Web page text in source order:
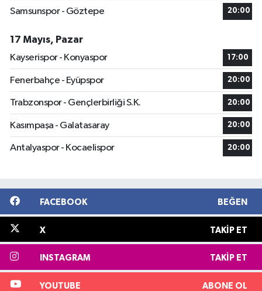
Samsunspor - Göztepe 20:00
17 Mayıs, Pazar
Kayserispor - Konyaspor
17:00
Fenerbahçe - Eyüpspor 20:00
Trabzonspor - Gençlerbirliği S.K. 20:00
Kasımpaşa - Galatasaray 20:00
Antalyaspor - Kocaelispor 20:00
FACEBOOK BEĞEN
X TAKIP ET
INSTAGRAM TAKIP ET
YOUTUBE ABONE OL